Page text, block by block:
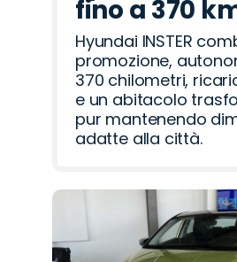
fino a 370
Hyundai INSTER
promozione,
370 chilometri,
e un abitacolo
pur mantenendo
adatte alla città.